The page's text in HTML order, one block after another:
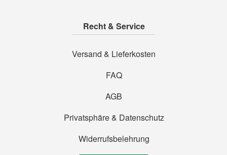
Recht & Service
Versand & Lieferkosten
FAQ
AGB
Privatsphäre & Datenschutz
Widerrufsbelehrung